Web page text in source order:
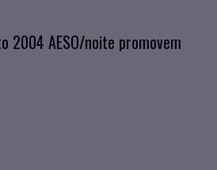
2004 AESO/noite promovem